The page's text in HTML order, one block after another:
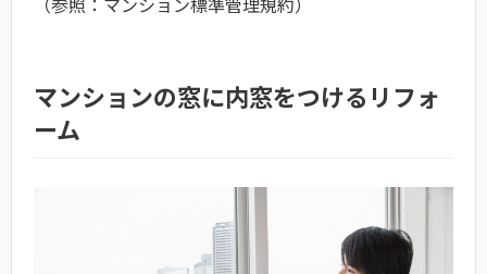
マンションの窓に内窓をつけるリフォ
ーム